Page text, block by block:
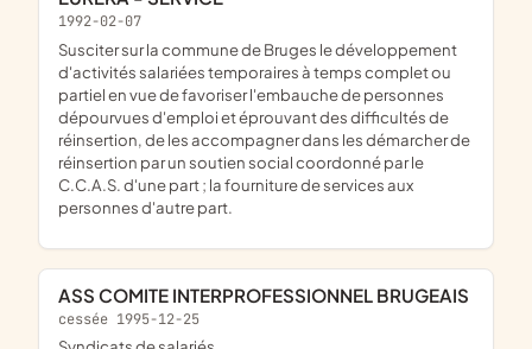
1992-02-07
Susciter sur la commune de Bruges le développement
d'activités salariées temporaires à temps complet ou
partiel en vue de favoriser l'embauche de personnes
dépourvues d'emploi et éprouvant des difficultés de
réinsertion, de les accompagner dans les démarcher de
réinsertion par un soutien social coordonné par le
C.C.A.S. d'une part ; la fourniture de services aux
personnes d'autre part.
ASS COMITE INTERPROFESSIONNEL BRUGEAIS
cessée 1995-12-25